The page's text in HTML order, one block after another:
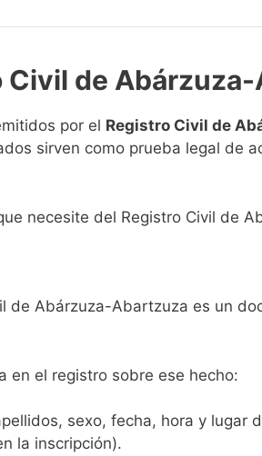
de
por el Registro Civil de
sirven como prueba legal de
necesite del Registro Civil de
de Abárzuza-Abartzuza es un
en el registro sobre ese hecho:
sexo, fecha, hora y lugar
la inscripción).